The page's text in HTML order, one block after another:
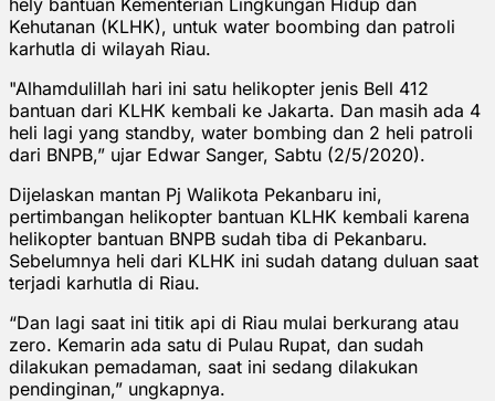
Kehutanan (KLHK), untuk water boombing dan patroli
karhutla di wilayah Riau.
"Alhamdulillah hari ini satu helikopter jenis Bell 412
bantuan dari KLHK kembali ke Jakarta. Dan masih ada 4
heli lagi yang standby, water bombing dan 2 heli patroli
dari BNPB,” ujar Edwar Sanger, Sabtu (2/5/2020).
Dijelaskan mantan Pj Walikota Pekanbaru ini,
pertimbangan helikopter bantuan KLHK kembali karena
helikopter bantuan BNPB sudah tiba di Pekanbaru.
Sebelumnya heli dari KLHK ini sudah datang duluan saat
terjadi karhutla di Riau.
“Dan lagi saat ini titik api di Riau mulai berkurang atau
zero. Kemarin ada satu di Pulau Rupat, dan sudah
dilakukan pemadaman, saat ini sedang dilakukan
pendinginan,” ungkapnya.